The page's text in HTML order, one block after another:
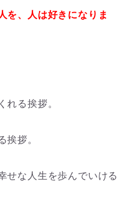
を、人は好きになりま
れる挨拶。
挨拶。
せな人生を歩んでいける